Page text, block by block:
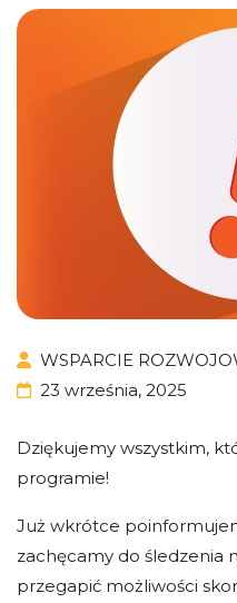
WSPARCIE
23 września, 2025
Dziękujemy wszystkim,
programie!
Już wkrótce
zachęcamy do śledzenia
przegapić możliwości